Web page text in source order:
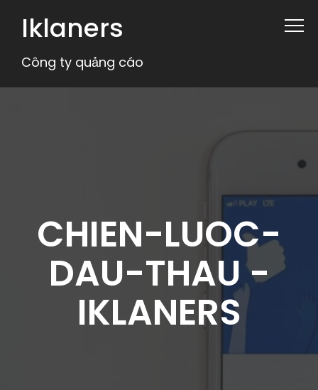
Iklaners
Công ty quảng cáo
CHIEN-LUOC-
DAU-THAU -
IKLANERS